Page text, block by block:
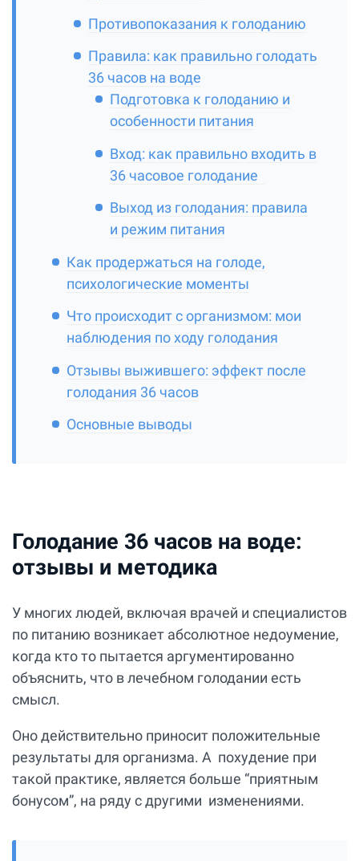
Противопоказания к голоданию
Правила: как правильно голодать
36 часов на воде
Подготовка к голоданию и
особенности питания
Вход: как правильно входить в
36 часовое голодание
Выход из голодания: правила
и режим питания
Как продержаться на голоде,
психологические моменты
Что происходит с организмом: мои
наблюдения по ходу голодания
Отзывы выжившего: эффект после
голодания 36 часов
Основные выводы
Голодание 36 часов на воде:
отзывы и методика
У многих людей, включая врачей и специалистов
по питанию возникает абсолютное недоумение,
когда кто то пытается аргументированно
объяснить, что в лечебном голодании есть
смысл.
Оно действительно приносит положительные
результаты для организма. А похудение при
такой практике, является больше “приятным
бонусом”, на ряду с другими изменениями.